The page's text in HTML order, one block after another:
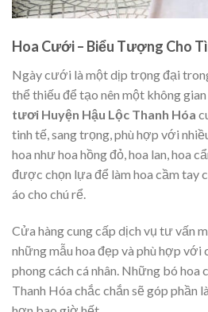
Hoa Cưới – Biểu Tượng Cho
Ngày cưới là một dịp trọng đại
thể thiếu để tạo nên một không
tươi Huyện Hậu Lộc Thanh Hóa
tinh tế, sang trọng, phù hợp với
hoa như hoa hồng đỏ, hoa lan, hoa
được chọn lựa để làm hoa cầm tay
áo cho chú rể.
Cửa hàng cung cấp dịch vụ tư vấn
những mẫu hoa đẹp và phù hợp
phong cách cá nhân. Những bó
Thanh Hóa chắc chắn sẽ góp phần